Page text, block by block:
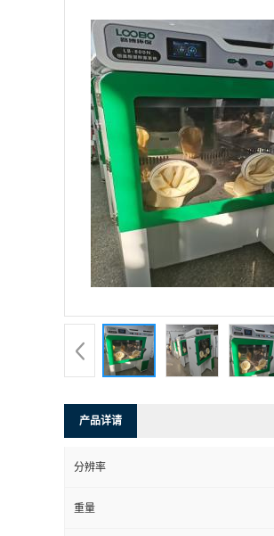
产品详请
分辨率
重量